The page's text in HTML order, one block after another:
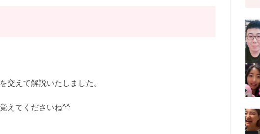
交えて解説いたしました。
えてくださいね^^